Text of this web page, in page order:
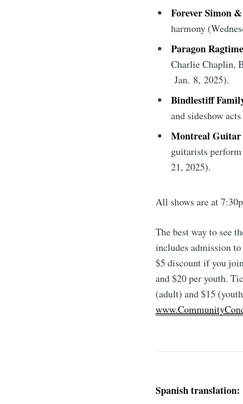
Forever Simon
harmony
Paragon
Charlie Chaplin,
Jan. 8, 2025).
Bindlestiff
and sideshow
Montreal
guitarists
21, 2025).
All shows are at
The best way to see
includes admission
$5 discount if you
and $20 per youth.
(adult) and $15
Spanish translation:
Stay up to